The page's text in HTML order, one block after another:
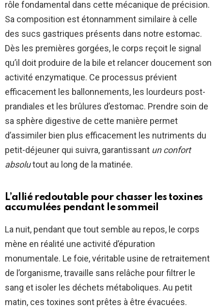
rôle fondamental dans cette mécanique de précision.
Sa composition est étonnamment similaire à celle
des sucs gastriques présents dans notre estomac.
Dès les premières gorgées, le corps reçoit le signal
qu’il doit produire de la bile et relancer doucement son
activité enzymatique. Ce processus prévient
efficacement les ballonnements, les lourdeurs post-
prandiales et les brûlures d’estomac. Prendre soin de
sa sphère digestive de cette manière permet
d’assimiler bien plus efficacement les nutriments du
petit-déjeuner qui suivra, garantissant un confort
absolutout au long de la matinée.
L’allié redoutable pour chasser les toxines
accumulées pendant le sommeil
La nuit, pendant que tout semble au repos, le corps
mène en réalité une activité d’épuration
monumentale. Le foie, véritable usine de retraitement
de l’organisme, travaille sans relâche pour filtrer le
sang et isoler les déchets métaboliques. Au petit
matin, ces toxines sont prêtes à être évacuées.